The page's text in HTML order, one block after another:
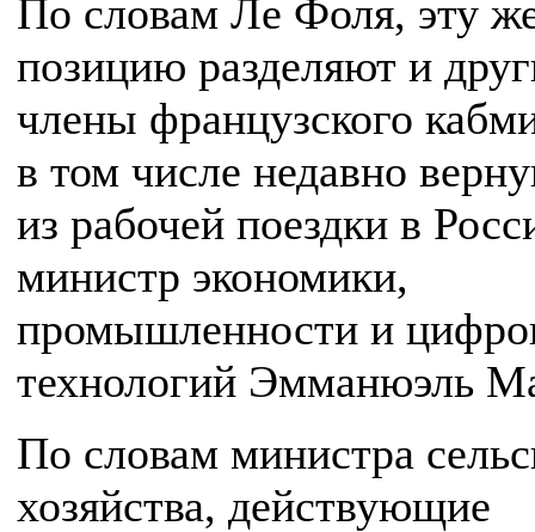
По словам Ле Фоля, эту
позицию разделяют и
члены французского
в том числе недавно
из рабочей поездки в
министр экономики,
промышленности и
технологий Эмманюэль
По словам министра
хозяйства, действующие